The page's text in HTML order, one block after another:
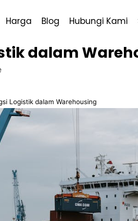
Harga Blog Hubungi Kami
dalam
Logistik dalam Warehousing